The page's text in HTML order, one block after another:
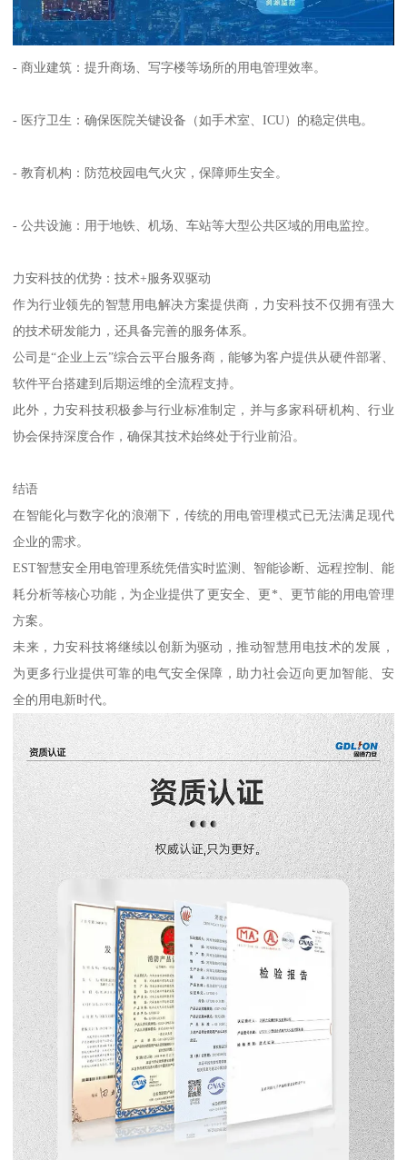
- 商业建筑：提升商场、写字楼等场所的用电管理效率。
- 医疗卫生：确保医院关键设备（如手术室、ICU）的稳定供电。
- 教育机构：防范校园电气火灾，保障师生安全。
- 公共设施：用于地铁、机场、车站等大型公共区域的用电监控。
力安科技的优势：技术+服务双驱动
作为行业领先的智慧用电解决方案提供商，力安科技不仅拥有强大
的技术研发能力，还具备完善的服务体系。
公司是“企业上云”综合云平台服务商，能够为客户提供从硬件部署、
软件平台搭建到后期运维的全流程支持。
此外，力安科技积极参与行业标准制定，并与多家科研机构、行业
协会保持深度合作，确保其技术始终处于行业前沿。
结语
在智能化与数字化的浪潮下，传统的用电管理模式已无法满足现代
企业的需求。
EST智慧安全用电管理系统凭借实时监测、智能诊断、远程控制、能
耗分析等核心功能，为企业提供了更安全、更*、更节能的用电管理
方案。
未来，力安科技将继续以创新为驱动，推动智慧用电技术的发展，
为更多行业提供可靠的电气安全保障，助力社会迈向更加智能、安
全的用电新时代。